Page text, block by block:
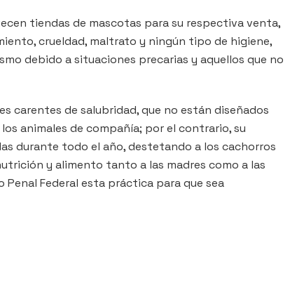
tiendas de mascotas para su respectiva venta,
crueldad, maltrato y ningún tipo de higiene,
debido a situaciones precarias y aquellos que no
carentes de salubridad, que no están diseñados
animales de compañía; por el contrario, su
durante todo el año, destetando a los cachorros
y alimento tanto a las madres como a las
Penal Federal esta práctica para que sea